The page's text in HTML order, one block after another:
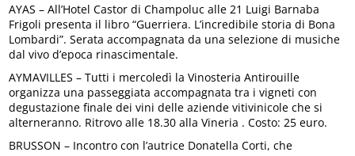
AYAS – All’Hotel Castor di Champoluc alle 21 Luigi Barnaba
Frigoli presenta il libro “Guerriera. L’incredibile storia di Bona
Lombardi”. Serata accompagnata da una selezione di musiche
dal vivo d’epoca rinascimentale.
AYMAVILLES – Tutti i mercoledì la Vinosteria Antirouille
organizza una passeggiata accompagnata tra i vigneti con
degustazione finale dei vini delle aziende vitivinicole che si
alterneranno. Ritrovo alle 18.30 alla Vineria . Costo: 25 euro.
BRUSSON – Incontro con l’autrice Donatella Corti, che